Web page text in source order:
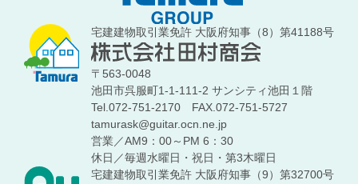
宅建建物取引業免許 大阪府知事（8）第41188号
〒563-0048
池田市呉服町1-1-111-2 サンシティ池田１階
Tel.072-751-2170FAX.072-751-5727
tamurask@guitar.ocn.ne.jp
営業／AM9：00～PM 6：30
休日／毎週水曜日・祝日・第3木曜日
宅建建物取引業免許 大阪府知事（9）第32700号